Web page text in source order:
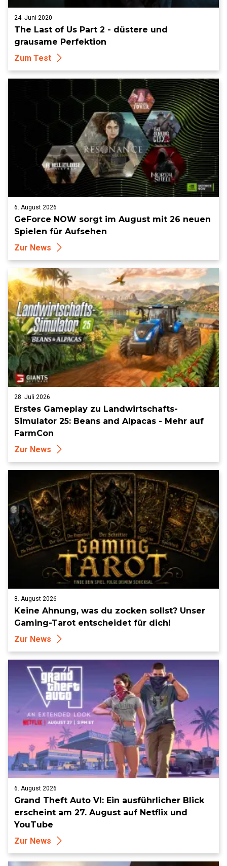
24. Juni 2020
The Last of Us Part 2 - düstere und
grausame Perfektion
Zum Test
6. August 2026
GeForce NOW sorgt im August mit 26 neuen
Spielen für Aufsehen
Zur News
28. Juli 2026
Erstes Gameplay zu Landwirtschafts-
Simulator 25: Beans and Alpacas - Mehr auf
FarmCon
Zur News
8. August 2026
Keine Ahnung, was du zocken sollst? Unser
Gaming-Tarot entscheidet für dich!
Zur News
6. August 2026
Grand Theft Auto VI: Ein ausführlicher Blick
erscheint am 27. August auf Netflix und
YouTube
Zur News